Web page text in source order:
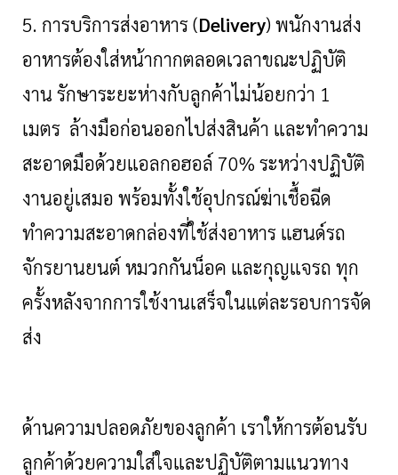
5. การบริการส่งอาหาร (Delivery) พนักงานส่ง
อาหารต้องใส่หน้ากากตลอดเวลาขณะปฏิบัติ
งาน รักษาระยะห่างกับลูกค้าไม่น้อยกว่า 1
เมตร ล้างมือก่อนออกไปส่งสินค้า และทำความ
สะอาดมือด้วยแอลกอฮอล์ 70% ระหว่างปฏิบัติ
งานอยู่เสมอ พร้อมทั้งใช้อุปกรณ์ฆ่าเชื้อฉีด
ทำความสะอาดกล่องที่ใช้ส่งอาหาร แฮนด์รถ
จักรยานยนต์ หมวกกันน็อค และกุญแจรถ ทุก
ครั้งหลังจากการใช้งานเสร็จในแต่ละรอบการจัด
ส่ง
ด้านความปลอดภัยของลูกค้า เราให้การต้อนรับ
ลูกค้าด้วยความใส่ใจและปฏิบัติตามแนวทาง